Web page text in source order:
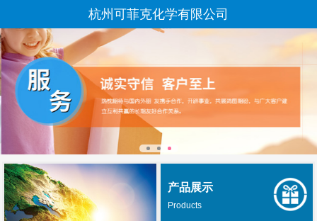
杭州可菲克化学有限公司
产品展示
Products